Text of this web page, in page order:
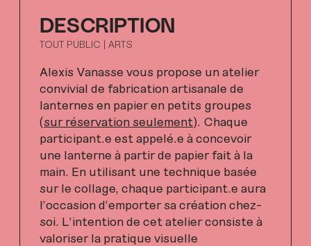
DESCRIPTION
TOUT PUBLIC | ARTS
Alexis Vanasse vous propose un atelier
convivial de fabrication artisanale de
lanternes en papier en petits groupes
(sur réservation seulement). Chaque
participant.e est appelé.e à concevoir
une lanterne à partir de papier fait à la
main. En utilisant une technique basée
sur le collage, chaque participant.e aura
l’occasion d’emporter sa création chez-
soi. L’intention de cet atelier consiste à
valoriser la pratique visuelle